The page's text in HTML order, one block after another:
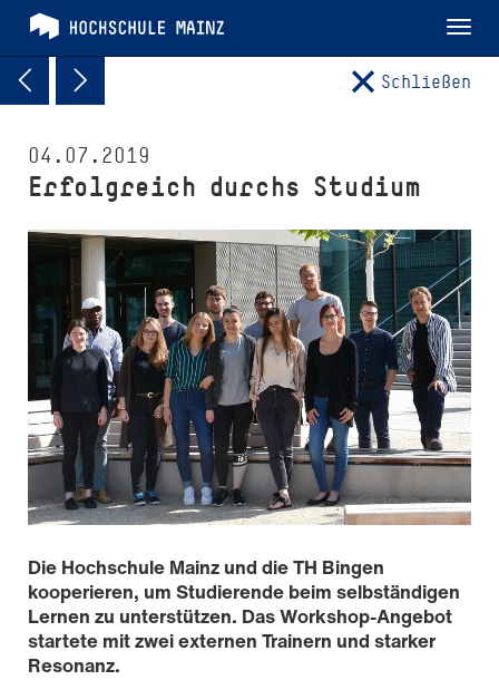
Schließen
04.07.2019
Erfolgreich durchs Studium
Die Hochschule Mainz und die TH Bingen
kooperieren, um Studierende beim selbständigen
Lernen zu unterstützen. Das Workshop-Angebot
startete mit zwei externen Trainern und starker
Resonanz.